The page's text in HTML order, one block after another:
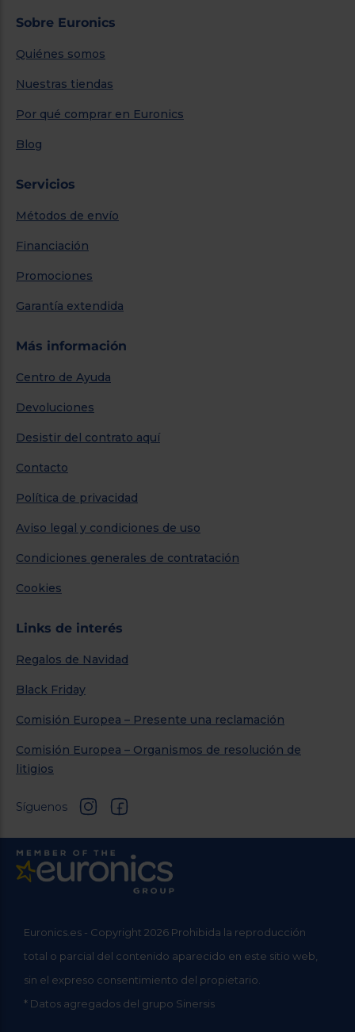
Sobre Euronics
Quiénes somos
Nuestras tiendas
Por qué comprar en Euronics
Blog
Servicios
Métodos de envío
Financiación
Promociones
Garantía extendida
Más información
Centro de Ayuda
Devoluciones
Desistir del contrato aquí
Contacto
Política de privacidad
Aviso legal y condiciones de uso
Condiciones generales de contratación
Cookies
Links de interés
Regalos de Navidad
Black Friday
Comisión Europea – Presente una reclamación
Comisión Europea – Organismos de resolución de
litigios
Síguenos
Euronics.es - Copyright 2026 Prohibida la reproducción
total o parcial del contenido aparecido en este sitio web,
sin el expreso consentimiento del propietario.
* Datos agregados del grupo Sinersis